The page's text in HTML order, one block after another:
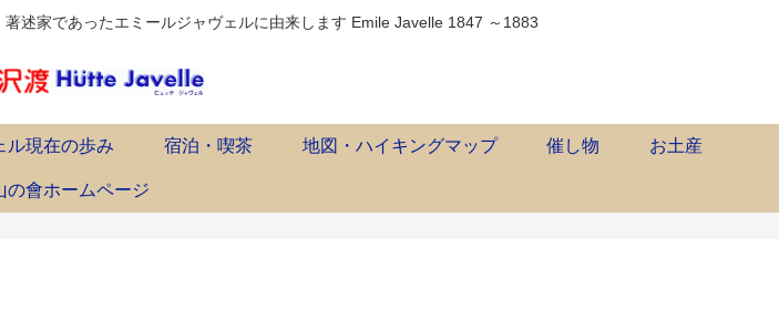
述家であったエミールジャヴェルに由来します Emile Javelle 1847 ～1883
ル現在の歩み 宿泊・喫茶 地図・ハイキングマップ 催し物 お土産
の會ホームページ